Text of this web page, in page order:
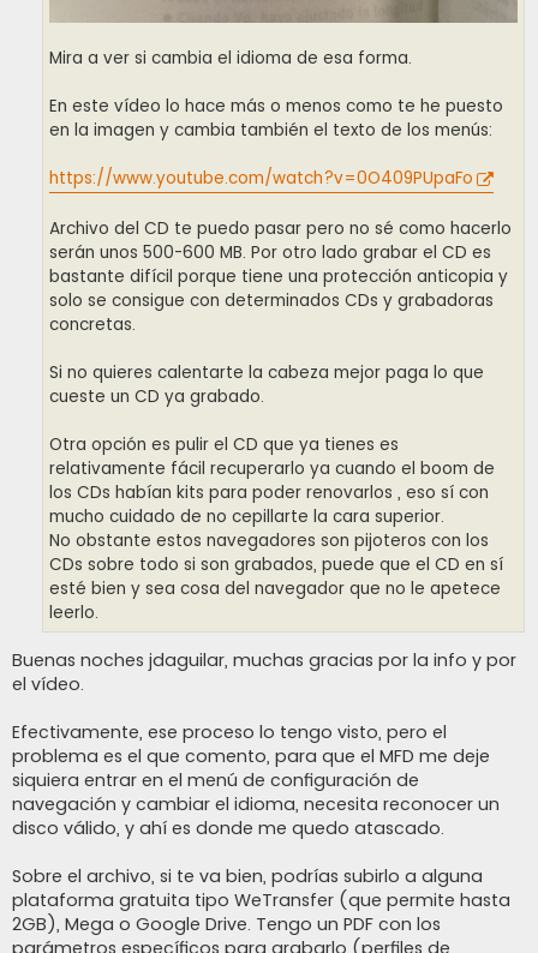
Mira a ver si cambia el idioma de esa forma.
En este vídeo lo hace más o menos como te he puesto
en la imagen y cambia también el texto de los menús:
https://www.youtube.com/watch?v=0O409PUpaFo
Archivo del CD te puedo pasar pero no sé como hacerlo
serán unos 500-600 MB. Por otro lado grabar el CD es
bastante difícil porque tiene una protección anticopia y
solo se consigue con determinados CDs y grabadoras
concretas.
Si no quieres calentarte la cabeza mejor paga lo que
cueste un CD ya grabado.
Otra opción es pulir el CD que ya tienes es
relativamente fácil recuperarlo ya cuando el boom de
los CDs habían kits para poder renovarlos , eso sí con
mucho cuidado de no cepillarte la cara superior.
No obstante estos navegadores son pijoteros con los
CDs sobre todo si son grabados, puede que el CD en sí
esté bien y sea cosa del navegador que no le apetece
leerlo.
Buenas noches jdaguilar, muchas gracias por la info y por
el vídeo.
Efectivamente, ese proceso lo tengo visto, pero el
problema es el que comento, para que el MFD me deje
siquiera entrar en el menú de configuración de
navegación y cambiar el idioma, necesita reconocer un
disco válido, y ahí es donde me quedo atascado.
Sobre el archivo, si te va bien, podrías subirlo a alguna
plataforma gratuita tipo WeTransfer (que permite hasta
2GB), Mega o Google Drive. Tengo un PDF con los